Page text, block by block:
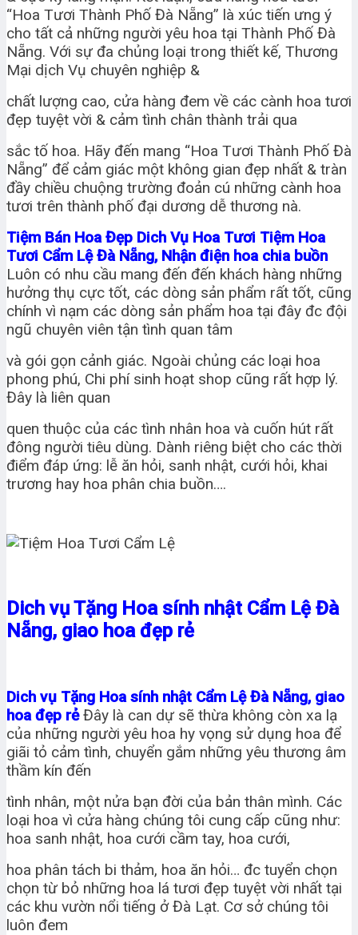
“Hoa Tươi Thành Phố Đà Nẵng” là xúc tiến ưng ý
cho tất cả những người yêu hoa tại Thành Phố Đà
Nẵng. Với sự đa chủng loại trong thiết kế, Thương
Mại dịch Vụ chuyên nghiệp &
chất lượng cao, cửa hàng đem về các cành hoa tươi
đẹp tuyệt vời & cảm tình chân thành trải qua
sắc tố hoa. Hãy đến mang “Hoa Tươi Thành Phố Đà
Nẵng” để cảm giác một không gian đẹp nhất & tràn
đầy chiều chuộng trường đoản cú những cành hoa
tươi trên thành phố đại dương dễ thương nà.
Tiệm Bán Hoa Đẹp Dich Vụ Hoa Tươi Tiệm Hoa
Tươi Cẩm Lệ Đà Nẵng, Nhận điện hoa chia buồn
Luôn có nhu cầu mang đến đến khách hàng những
hưởng thụ cực tốt, các dòng sản phẩm rất tốt, cũng
chính vì nạm các dòng sản phẩm hoa tại đây đc đội
ngũ chuyên viên tận tình quan tâm
và gói gọn cảnh giác. Ngoài chủng các loại hoa
phong phú, Chi phí sinh hoạt shop cũng rất hợp lý.
Đây là liên quan
quen thuộc của các tình nhân hoa và cuốn hút rất
đông người tiêu dùng. Dành riêng biệt cho các thời
điểm đáp ứng: lễ ăn hỏi, sanh nhật, cưới hỏi, khai
trương hay hoa phân chia buồn….
Dich vụ Tặng Hoa sính nhật Cẩm Lệ Đà
Nẵng, giao hoa đẹp rẻ
Dich vụ Tặng Hoa sính nhật Cẩm Lệ Đà Nẵng, giao
hoa đẹp rẻĐây là can dự sẽ thừa không còn xa lạ
của những người yêu hoa hy vọng sử dụng hoa để
giãi tỏ cảm tình, chuyển gắm những yêu thương âm
thầm kín đến
tình nhân, một nửa bạn đời của bản thân mình. Các
loại hoa vì cửa hàng chúng tôi cung cấp cũng như:
hoa sanh nhật, hoa cưới cầm tay, hoa cưới,
hoa phân tách bi thảm, hoa ăn hỏi… đc tuyển chọn
chọn từ bỏ những hoa lá tươi đẹp tuyệt vời nhất tại
các khu vườn nổi tiếng ở Đà Lạt. Cơ sở chúng tôi
luôn đem